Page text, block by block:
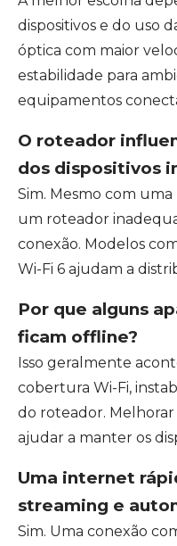
dispositivos e do uso
óptica com maior
estabilidade para
equipamentos
O roteador
dos dispositivos
Sim. Mesmo com
um roteador
conexão. Modelos
Wi-Fi 6 ajudam a
Por que alguns
ficam offline?
Isso geralmente
cobertura Wi-Fi,
do roteador.
ajudar a manter os
Uma internet
streaming e
Sim. Uma conexão